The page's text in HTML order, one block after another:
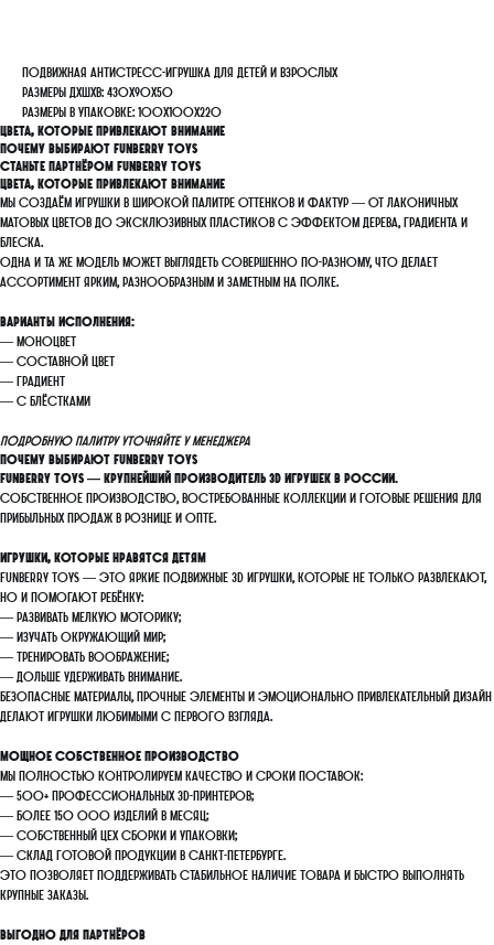
Подвижная антистресс-игрушка для детей и взрослых
Размеры ДхШхВ: 430х90х50
Размеры в упаковке: 100х100х220
Цвета, которые привлекают внимание
Почему выбирают FunBerry Toys
Станьте партнёром FunBerry Toys
Цвета, которые привлекают внимание
Мы создаём игрушки в широкой палитре оттенков и фактур — от лаконичных
матовых цветов до эксклюзивных пластиков с эффектом дерева, градиента и
блеска.
Одна и та же модель может выглядеть совершенно по-разному, что делает
ассортимент ярким, разнообразным и заметным на полке.
Варианты исполнения:
— моноцвет
— составной цвет
— градиент
— с блёстками
Подробную палитру уточняйте у менеджера
Почему выбирают FunBerry Toys
FunBerry Toys — крупнейший производитель 3D игрушек в России.
Собственное производство, востребованные коллекции и готовые решения для
прибыльных продаж в рознице и опте.
Игрушки, которые нравятся детям
FunBerry Toys — это яркие подвижные 3D игрушки, которые не только развлекают,
но и помогают ребёнку:
— развивать мелкую моторику;
— изучать окружающий мир;
— тренировать воображение;
— дольше удерживать внимание.
Безопасные материалы, прочные элементы и эмоционально привлекательный дизайн
делают игрушки любимыми с первого взгляда.
Мощное собственное производство
Мы полностью контролируем качество и сроки поставок:
— 500+ профессиональных 3D-принтеров;
— более 150 000 изделий в месяц;
— собственный цех сборки и упаковки;
— склад готовой продукции в Санкт-Петербурге.
Это позволяет поддерживать стабильное наличие товара и быстро выполнять
крупные заказы.
Выгодно для партнёров